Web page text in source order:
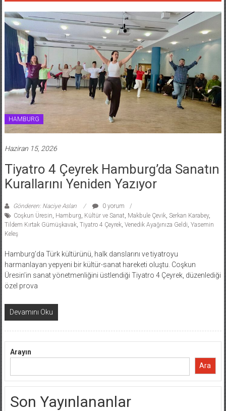
HAMBURG
Haziran 15, 2026
Tiyatro 4 Çeyrek Hamburg’da Sanatın
Kurallarını Yeniden Yazıyor
Gönderen: Naciye Aslan
0 yorum
Coşkun Üresin Hamburg Kültür ve Sanat Makbule Çevik, Serkan Karabey,
Tildem Kırtak Gümüşkavak, Tiyatro 4 Çeyrek, Venedik Ayağınıza Geldi Yasemin
Keleş
Hamburg’da Türk kültürünü, halk danslarını ve tiyatroyu
harmanlayan yepyeni bir kültür-sanat hareketi oluştu. Coşkun
Üresin’in sanat yönetmenliğini üstlendiği Tiyatro 4 Çeyrek, düzenlediği
özel prova
Devamını Oku
Arayın
Ara
Son Yayınlananlar